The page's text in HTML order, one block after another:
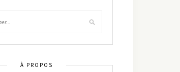
À PROPOS